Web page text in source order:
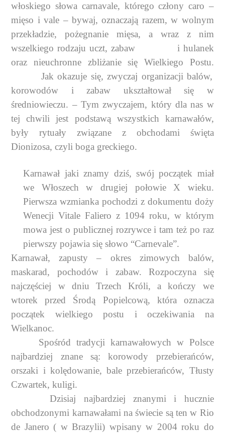
włoskiego słowa carnavale, którego człony caro –
mięso i vale – bywaj, oznaczają razem, w wolnym
przekładzie, pożegnanie mięsa, a wraz z nim
wszelkiego rodzaju uczt, zabaw
i hulanek
oraz nieuchronne zbliżanie się Wielkiego Postu.
Jak okazuje się, zwyczaj organizacji balów,
korowodów i zabaw ukształtował się w
średniowieczu. – Tym zwyczajem, który dla nas w
tej chwili jest podstawą wszystkich karnawałów,
były rytuały związane z obchodami święta
Dionizosa, czyli boga greckiego.
Karnawał jaki znamy dziś, swój początek miał
we Włoszech w drugiej połowie X wieku.
Pierwsza wzmianka pochodzi z dokumentu doży
Wenecji Vitale Faliero z 1094 roku, w którym
mowa jest o publicznej rozrywce i tam też po raz
pierwszy pojawia się słowo “Carnevale”.
Karnawał, zapusty – okres zimowych balów,
maskarad, pochodów i zabaw. Rozpoczyna się
najczęściej w dniu Trzech Króli, a kończy we
wtorek przed Środą Popielcową, która oznacza
początek wielkiego postu i oczekiwania na
Wielkanoc.
Spośród tradycji karnawałowych w Polsce
najbardziej znane są: korowody przebierańców,
orszaki i kolędowanie, bale przebierańców, Tłusty
Czwartek, kuligi.
Dzisiaj najbardziej znanymi i hucznie
obchodzonymi karnawałami na świecie są ten w Rio
de Janero ( w Brazylii) wpisany w 2004 roku do